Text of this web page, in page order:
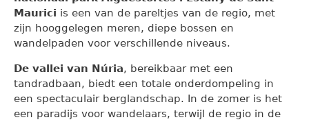
Maurici is een van de pareltjes van de regio, met
zijn hooggelegen meren, diepe bossen en
wandelpaden voor verschillende niveaus.
De vallei van Núria, bereikbaar met een
tandradbaan, biedt een totale onderdompeling in
een spectaculair berglandschap. In de zomer is het
een paradijs voor wandelaars, terwijl de regio in de